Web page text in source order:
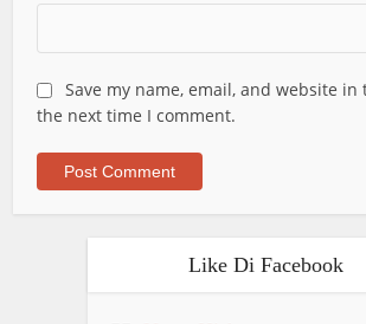
Save my name, email, and website
the next time I comment.
Like Di Facebook